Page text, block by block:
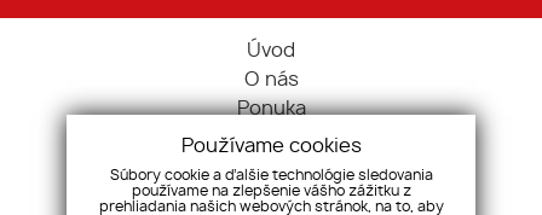
Úvod
O nás
Ponuka
Pravidlá cookies
Ponúknite nám
Služby
Používame cookies
Súbory cookie a ďalšie technológie sledovania
používame na zlepšenie vášho zážitku z
prehliadania našich webových stránok, na to, aby